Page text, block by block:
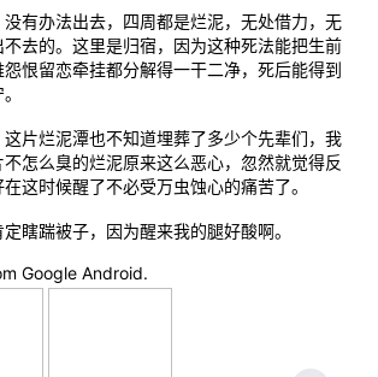
有办法出去，四周都是烂泥，无处借力，无
去的。这里是归宿，因为这种死法能把生前
怨恨留恋牵挂都分解得一干二净，死后能得到
这片烂泥潭也不知道埋葬了多少个先辈们，我
怎么臭的烂泥原来这么恶心，忽然就觉得反
这时候醒了不必受万虫蚀心的痛苦了。
瞎踹被子，因为醒来我的腿好酸啊。
Google Android.